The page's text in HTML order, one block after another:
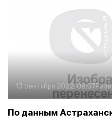
13 сентября 2022, 08:07
По данным